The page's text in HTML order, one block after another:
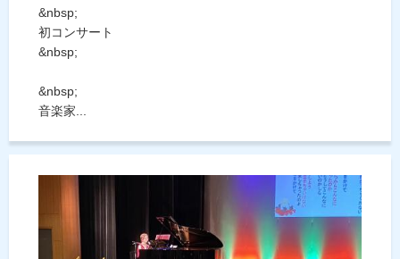
&nbsp;
初コンサート
&nbsp;
&nbsp;
音楽家...